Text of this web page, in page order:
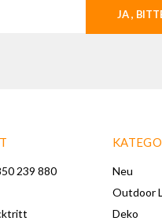
JA ,
239 880
Neu
Outdoor
Deko